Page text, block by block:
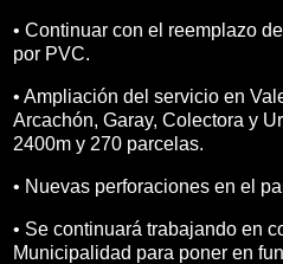
• Continuar con el reemplazo
por PVC.
• Ampliación del servicio en
Arcachón, Garay, Colectora y
2400m y 270 parcelas.
• Nuevas perforaciones en el
• Se continuará trabajando en
Municipalidad para poner en